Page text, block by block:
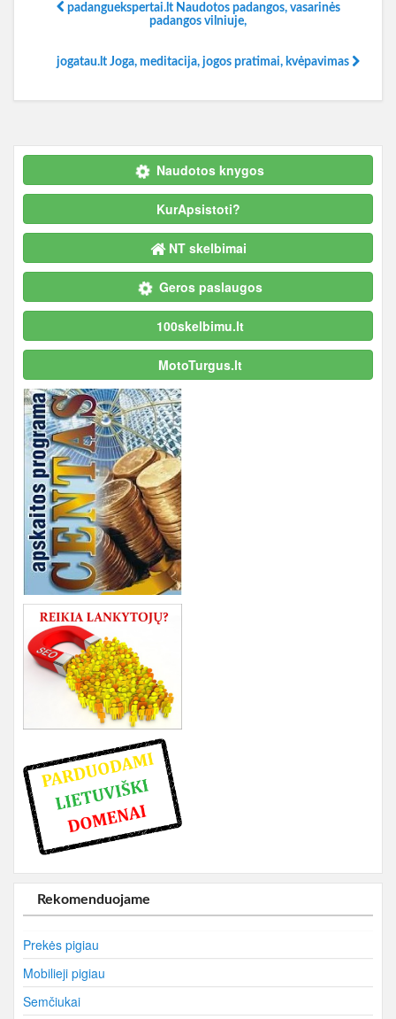
padanguekspertai.lt Naudotos padangos, vasarinės
padangos vilniuje,
jogatau.lt Joga, meditacija, jogos pratimai, kvėpavimas
Naudotos knygos
KurApsistoti?
NT skelbimai
Geros paslaugos
100skelbimu.lt
MotoTurgus.lt
Rekomenduojame
Prekės pigiau
Mobilieji pigiau
Semčiukai